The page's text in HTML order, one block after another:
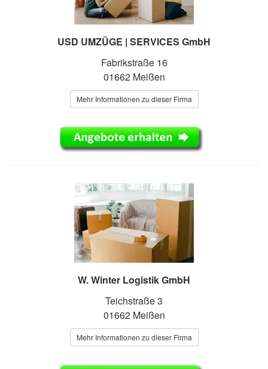
USD UMZÜGE | SERVICES GmbH
Fabrikstraße 16
01662 Meißen
Mehr Informationen zu dieser Firma
W. Winter Logistik GmbH
Teichstraße 3
01662 Meißen
Mehr Informationen zu dieser Firma